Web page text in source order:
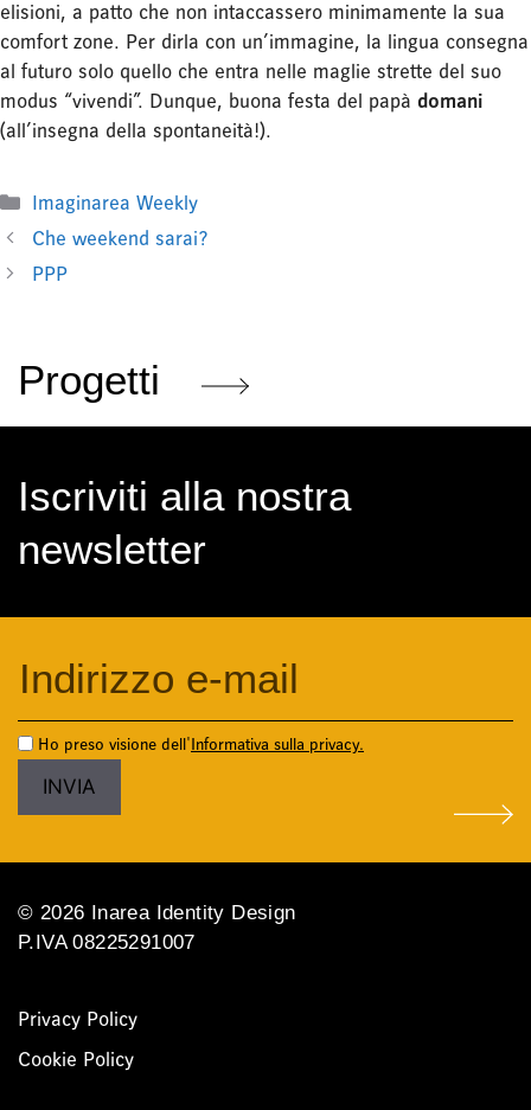
elisioni, a patto che non intaccassero minimamente la sua
comfort zone. Per dirla con un’immagine, la lingua consegna
al futuro solo quello che entra nelle maglie strette del suo
modus “vivendi”. Dunque, buona festa del papà domani
(all’insegna della spontaneità!).
Categorie
Imaginarea Weekly
Che weekend sarai?
PPP
Progetti
Iscriviti alla nostra
newsletter
Ho preso visione dell'Informativa sulla privacy.
© 2026 Inarea Identity Design
P.IVA 08225291007
Privacy Policy
Cookie Policy